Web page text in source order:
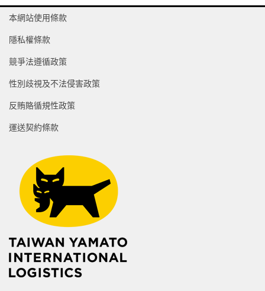
本網站使用條款
隱私權條款
競爭法遵循政策
性別歧視及不法侵害政策
反賄賂循規性政策
運送契約條款